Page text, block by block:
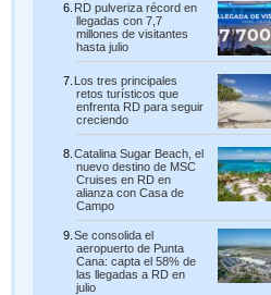
RD pulveriza récord en
llegadas con 7,7
millones de visitantes
hasta julio
Los tres principales
retos turísticos que
enfrenta RD para seguir
creciendo
Catalina Sugar Beach, el
nuevo destino de MSC
Cruises en RD en
alianza con Casa de
Campo
Se consolida el
aeropuerto de Punta
Cana: capta el 58% de
las llegadas a RD en
julio